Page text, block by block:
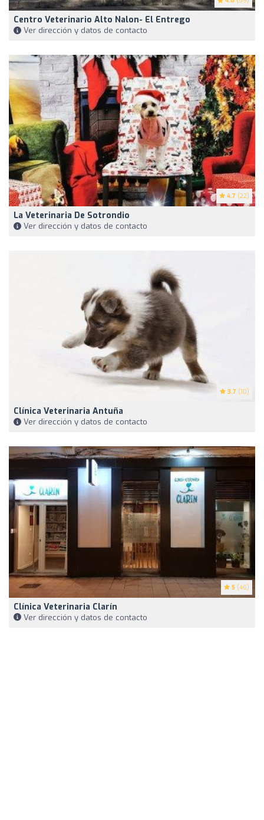
Centro Veterinario Alto Nalon- El Entrego
Ver dirección y datos de contacto
4.7 (22)
La Veterinaria De Sotrondio
Ver dirección y datos de contacto
3.7 (10)
Clínica Veterinaria Antuña
Ver dirección y datos de contacto
5 (46)
Clínica Veterinaria Clarín
Ver dirección y datos de contacto